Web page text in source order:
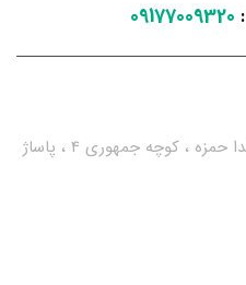
:
09177009320
بندر گناوه ، بین چهارراه توپ و ناخدا حمزه ، کوچه جمهوری 4 ، پاساژ